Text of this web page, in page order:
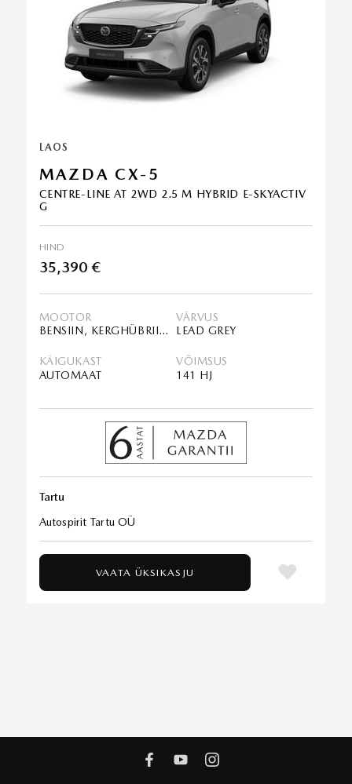
LAOS
MAZDA CX-5
CENTRE-LINE AT 2WD 2.5 M HYBRID E-SKYACTIV
G
HIND
35,390 €
MOOTOR
BENSIIN, KERGHÜBRIID (MHEV)
VÄRVUS
LEAD GREY
KÄIGUKAST
AUTOMAAT
VÕIMSUS
141 HJ
Tartu
Autospirit Tartu OÜ
VAATA ÜKSIKASJU